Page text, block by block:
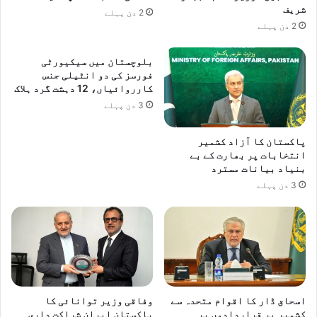
شریف
2 دن پہلے
2 دن پہلے
پاکستان کا آزاد کشمیر
انتخابات پر بھارت کے بے
بنیاد بیانات مسترد
3 دن پہلے
بلوچستان میں سیکیورٹی
فورسز کی دو انٹیلی جنس
کارروائیاں، 12 دہشت گرد ہلاک
3 دن پہلے
اسحاق ڈار کا اقوام متحدہ سے
کشمیر پر قراردادوں پر
وفاقی وزیر توانائی کا
پاکستان ایران شراکت داری